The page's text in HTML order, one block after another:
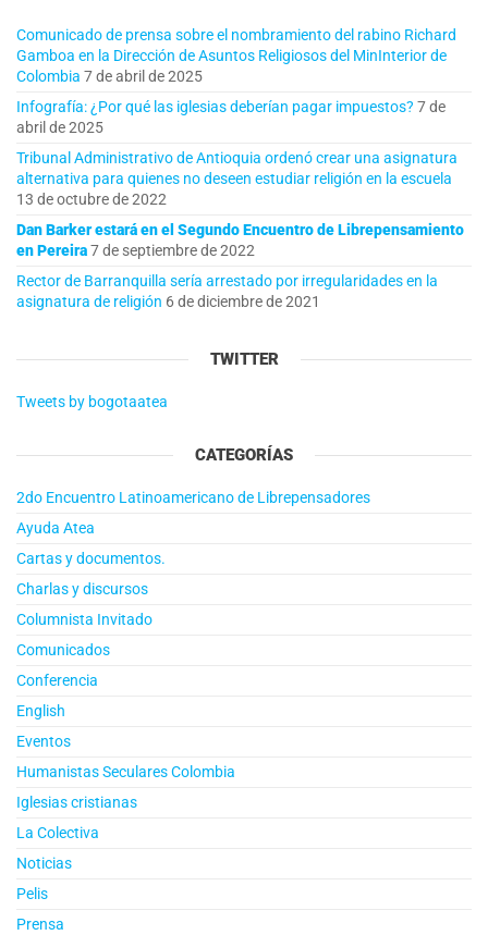
Comunicado de prensa sobre el nombramiento del rabino Richard
Gamboa en la Dirección de Asuntos Religiosos del MinInterior de
Colombia 7 de abril de 2025
Infografía: ¿Por qué las iglesias deberían pagar impuestos? 7 de
abril de 2025
Tribunal Administrativo de Antioquia ordenó crear una asignatura
alternativa para quienes no deseen estudiar religión en la escuela
13 de octubre de 2022
Dan Barker estará en el Segundo Encuentro de Librepensamiento
en Pereira7 de septiembre de 2022
Rector de Barranquilla sería arrestado por irregularidades en la
asignatura de religión 6 de diciembre de 2021
TWITTER
Tweets by bogotaatea
CATEGORÍAS
2do Encuentro Latinoamericano de Librepensadores
Ayuda Atea
Cartas y documentos.
Charlas y discursos
Columnista Invitado
Comunicados
Conferencia
English
Eventos
Humanistas Seculares Colombia
Iglesias cristianas
La Colectiva
Noticias
Pelis
Prensa